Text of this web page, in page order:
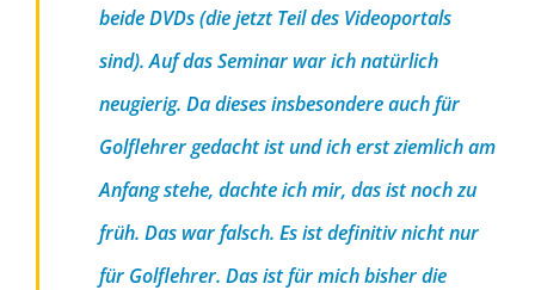
beide DVDs (die jetzt Teil des Videoportals
sind). Auf das Seminar war ich natürlich
neugierig. Da dieses insbesondere auch für
Golflehrer gedacht ist und ich erst ziemlich am
Anfang stehe, dachte ich mir, das ist noch zu
früh. Das war falsch. Es ist definitiv nicht nur
für Golflehrer. Das ist für mich bisher die